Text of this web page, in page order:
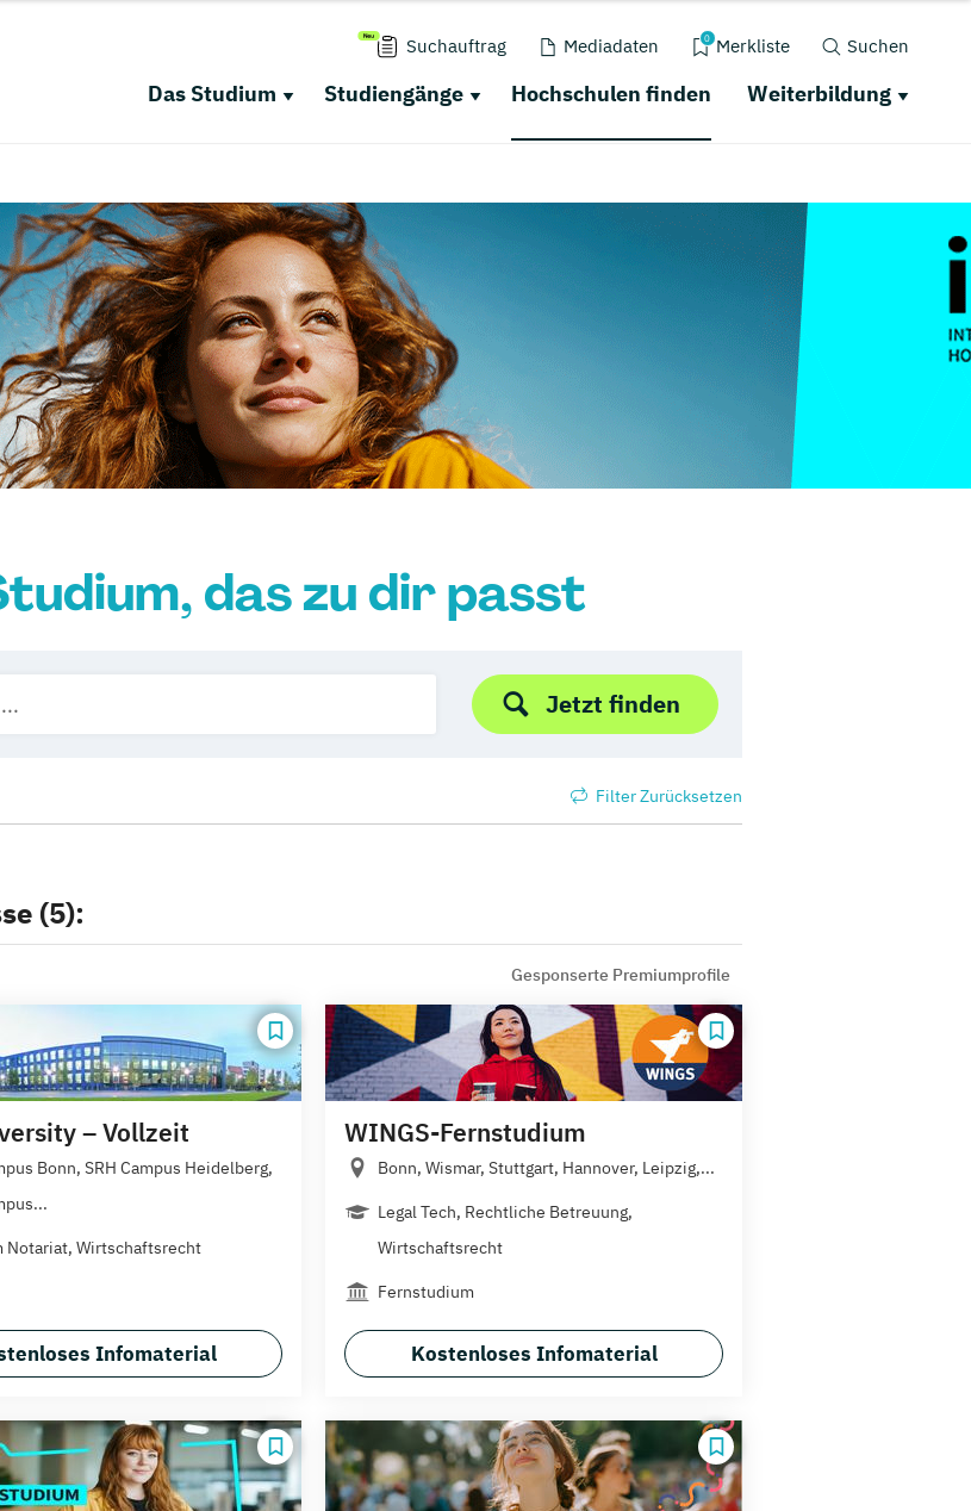
Suchauftrag Mediadaten 0 Merkliste Suchen
Das Studium Studiengänge Hochschulen finden Weiterbildung
das zu dir passt
Jetzt finden
Filter Zurücksetzen
(5):
Gesponserte Premiumprofile
– Vollzeit
Bonn, SRH Campus Heidelberg,
Notariat, Wirtschaftsrecht
Infomaterial
WINGS-Fernstudium
Bonn, Wismar, Stuttgart, Hannover, Leipzig,...
Legal Tech, Rechtliche Betreuung,
Wirtschaftsrecht
Fernstudium
Kostenloses Infomaterial